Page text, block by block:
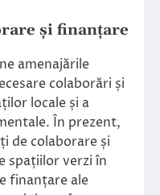
și finanțare
amenajările
colaborări și
locale și a
În prezent,
de colaborare și
spațiilor verzi în
finanțare ale